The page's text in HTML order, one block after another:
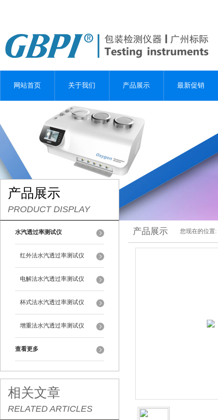
网站首页 关于我们 产品展示 最新促销
产品展示
PRODUCT DISPLAY
水汽透过率测试仪
红外法水汽透过率测试仪
电解法水汽透过率测试仪
杯式法水汽透过率测试仪
增重法水汽透过率测试仪
查看更多
相关文章
RELATED ARTICLES
产品展示 您现在的位置: